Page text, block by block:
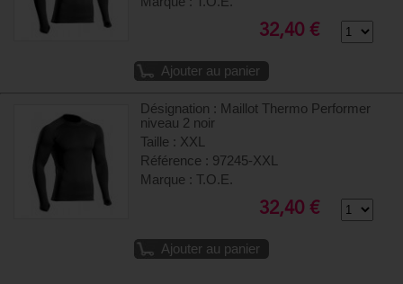
32,40 €
Ajouter au panier
Désignation : Maillot Thermo Performer
niveau 2 noir
Taille : XXL
Référence : 97245-XXL
Marque : T.O.E.
32,40 €
Ajouter au panier